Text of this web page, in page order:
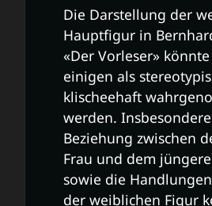
Die Darstellung der
Hauptfigur in
«Der Vorleser»
einigen als
klischeehaft
werden.
Beziehung zwischen
Frau und dem
sowie die
der weiblichen Figur